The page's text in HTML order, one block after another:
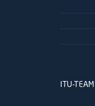
ITU-TEAM